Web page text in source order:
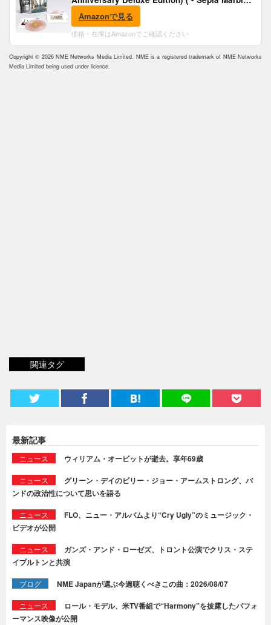
Vinyl) [Analog]
Amazonで見る
価格・在庫はAmazonでご確認ください
Copyright © 2026 NME Networks Media Limited. NME is a registered trademark of NME Networks
Media Limited being used under licence.
関連タグ
最新記事
ニュース ウィリアム・オービットが逝去。享年69歳
ニュース
グリーン・デイのビリー・ジョー・アームストロング、バ
ンドの政治性について思いを語る
ニュース
FLO、ニュー・アルバムより“Cry Ugly”のミュージック・
ビデオが公開
ニュース
ガンズ・アンド・ローゼズ、トロント公演でクリス・ステ
イプルトンと共演
ブログ NME Japanが選ぶ今週聴くべきこの曲：2026/08/07
ニュース
ロール・モデル、米TV番組で“Harmony”を披露したパフォ
ーマンス映像が公開